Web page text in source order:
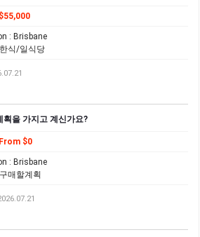
$55,000
: Brisbane
식/일식당
을 가지고 계신가요?
From $0
: Brisbane
매할계획